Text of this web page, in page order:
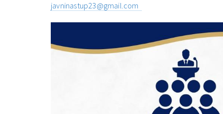
javninastup23@gmail.com